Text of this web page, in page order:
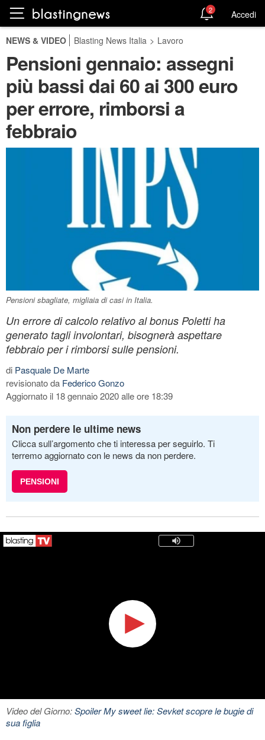
2 Accedi
NEWS & VIDEO Blasting News Italia > Lavoro
Pensioni gennaio: assegni
più bassi dai 60 ai 300 euro
per errore, rimborsi a
febbraio
Pensioni sbagliate, migliaia di casi in Italia.
Un errore di calcolo relativo al bonus Poletti ha
generato tagli involontari, bisognerà aspettare
febbraio per i rimborsi sulle pensioni.
di Pasquale De Marte
revisionato da Federico Gonzo
Aggiornato il 18 gennaio 2020 alle ore 18:39
Non perdere le ultime news
Clicca sull’argomento che ti interessa per seguirlo. Ti
terremo aggiornato con le news da non perdere.
PENSIONI
Video del Giorno:Spoiler My sweet lie: Sevket scopre le bugie di
sua figlia